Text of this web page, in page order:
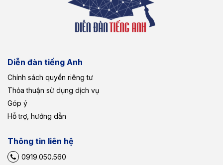
Diễn đàn tiếng Anh
Chính sách quyền riêng tư
Thỏa thuận sử dụng dịch vụ
Góp ý
Hỗ trợ, hướng dẫn
Thông tin liên hệ
0919.050.560